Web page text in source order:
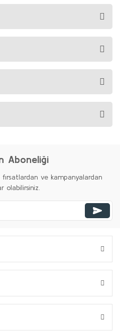
Aboneliği
ve kampanyalardan
olabilirsiniz.